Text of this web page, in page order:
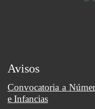
Avisos
Convocatoria a
e Infancias